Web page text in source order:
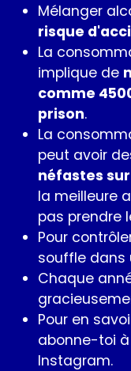
Mélanger
risque
La
implique de
comme
prison.
La
peut avoir
néfastes
la meilleure
pas prendre
Pour
souffle dans
Chaque
Pour en
abonne-toi à
Instagram.